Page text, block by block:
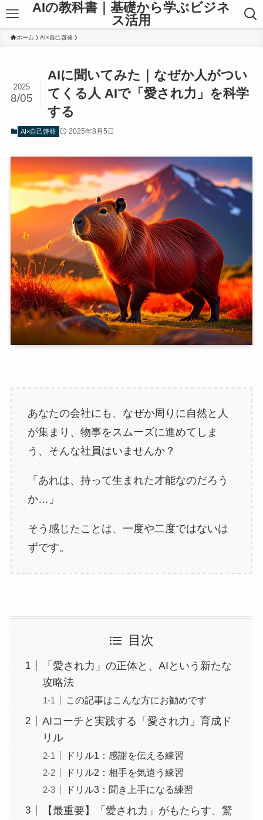
AIの教科書｜基礎から学ぶビジネ
ス活用
ホーム AI×自己啓発
AIに聞いてみた｜なぜか人がつい
てくる人 AIで「愛され力」を科学
する
2025
8/05
AI×自己啓発 2025年8月5日
あなたの会社にも、なぜか周りに自然と人
が集まり、物事をスムーズに進めてしま
う、そんな社員はいませんか？
「あれは、持って生まれた才能なのだろう
か…」
そう感じたことは、一度や二度ではないは
ずです。
目次
「愛され力」の正体と、AIという新たな
攻略法
この記事はこんな方にお勧めです
AIコーチと実践する「愛され力」育成ド
リル
ドリル1：感謝を伝える練習
ドリル2：相手を気遣う練習
ドリル3：聞き上手になる練習
【最重要】「愛され力」がもたらす、驚